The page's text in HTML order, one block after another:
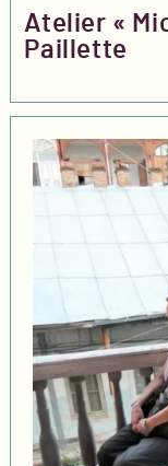
Atelier «
Paillette